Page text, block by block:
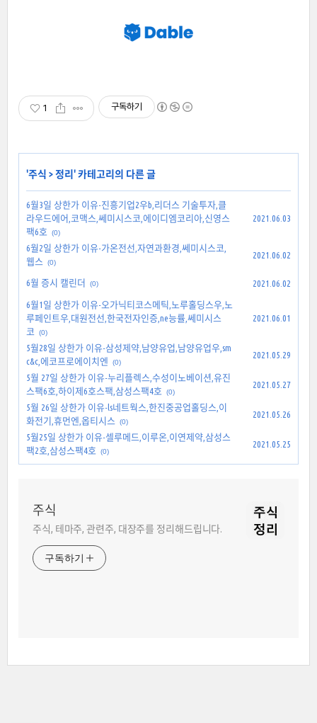
1 구독하기
'주식 >정리 ' 카테고리의 다른 글
6월3일 상한가 이유-진흥기업2우b,리더스 기술투자,클
라우드에어,코맥스,쎄미시스코,에이디엠코리아,신영스
팩6호
(0)
2021.06.03
6월2일 상한가 이유-가온전선,자연과환경,쎄미시스코,
웹스
(0)
2021.06.02
6월 증시 캘린더 (0) 2021.06.02
6월1일 상한가 이유-오가닉티코스메틱,노루홀딩스우,노
루페인트우,대원전선,한국전자인증,ne능률,쎄미시스
코
(0)
2021.06.01
5월28일 상한가 이유-삼성제약,남양유업,남양유업우,sm
c&c,에코프로에이치엔
(0)
2021.05.29
5월 27일 상한가 이유-누리플렉스,수성이노베이션,유진
스팩6호,하이제6호스팩,삼성스팩4호
(0)
2021.05.27
5월 26일 상한가 이유-ls네트웍스,한진중공업홀딩스,이
화전기,휴먼엔,옵티시스
(0)
2021.05.26
5월25일 상한가 이유-셀루메드,이루온,이연제약,삼성스
팩2호,삼성스팩4호
(0)
2021.05.25
주식
주식, 테마주, 관련주, 대장주를 정리해드립니다.
구독하기